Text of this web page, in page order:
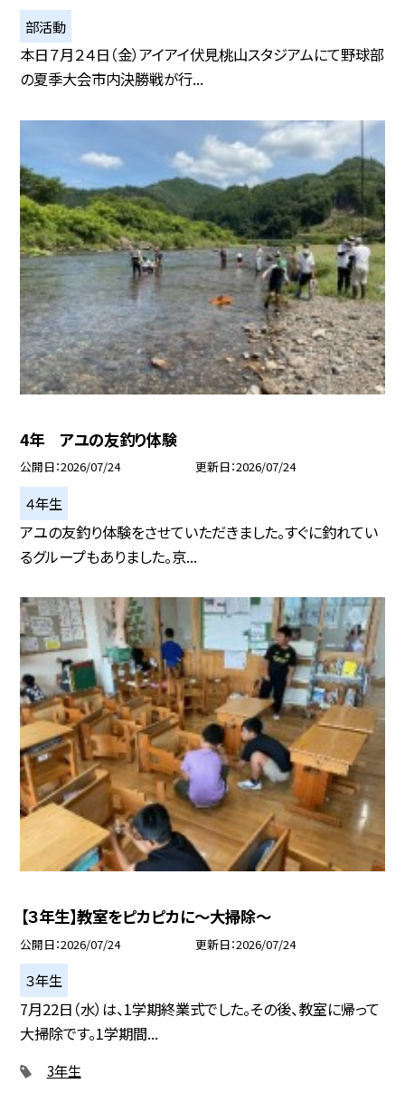
部活動
本日７月２４日（金）アイアイ伏見桃山スタジアムにて野球部
の夏季大会市内決勝戦が行...
4年 アユの友釣り体験
公開日 2026/07/24 更新日 2026/07/24
４年生
アユの友釣り体験をさせていただきました。すぐに釣れてい
るグループもありました。京...
【３年生】教室をピカピカに〜大掃除〜
公開日 2026/07/24 更新日 2026/07/24
３年生
7月22日（水）は、1学期終業式でした。その後、教室に帰って
大掃除です。1学期間...
3年生